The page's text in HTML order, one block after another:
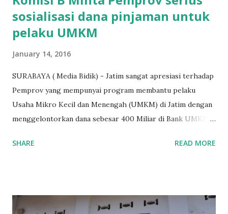
sosialisasi dana pinjaman untuk
pelaku UMKM
January 14, 2016
SURABAYA ( Media Bidik) - Jatim sangat apresiasi terhadap
Pemprov yang mempunyai program membantu pelaku
Usaha Mikro Kecil dan Menengah (UMKM) di Jatim dengan
menggelontorkan dana sebesar 400 Miliar di Bank UMKM
UMKM di Jatim. Namun Chusainuddin,S.Sos Anggota Komisi
yang sebenarnya ada dana pinjaman lunak untuk mereka. "
SHARE READ MORE